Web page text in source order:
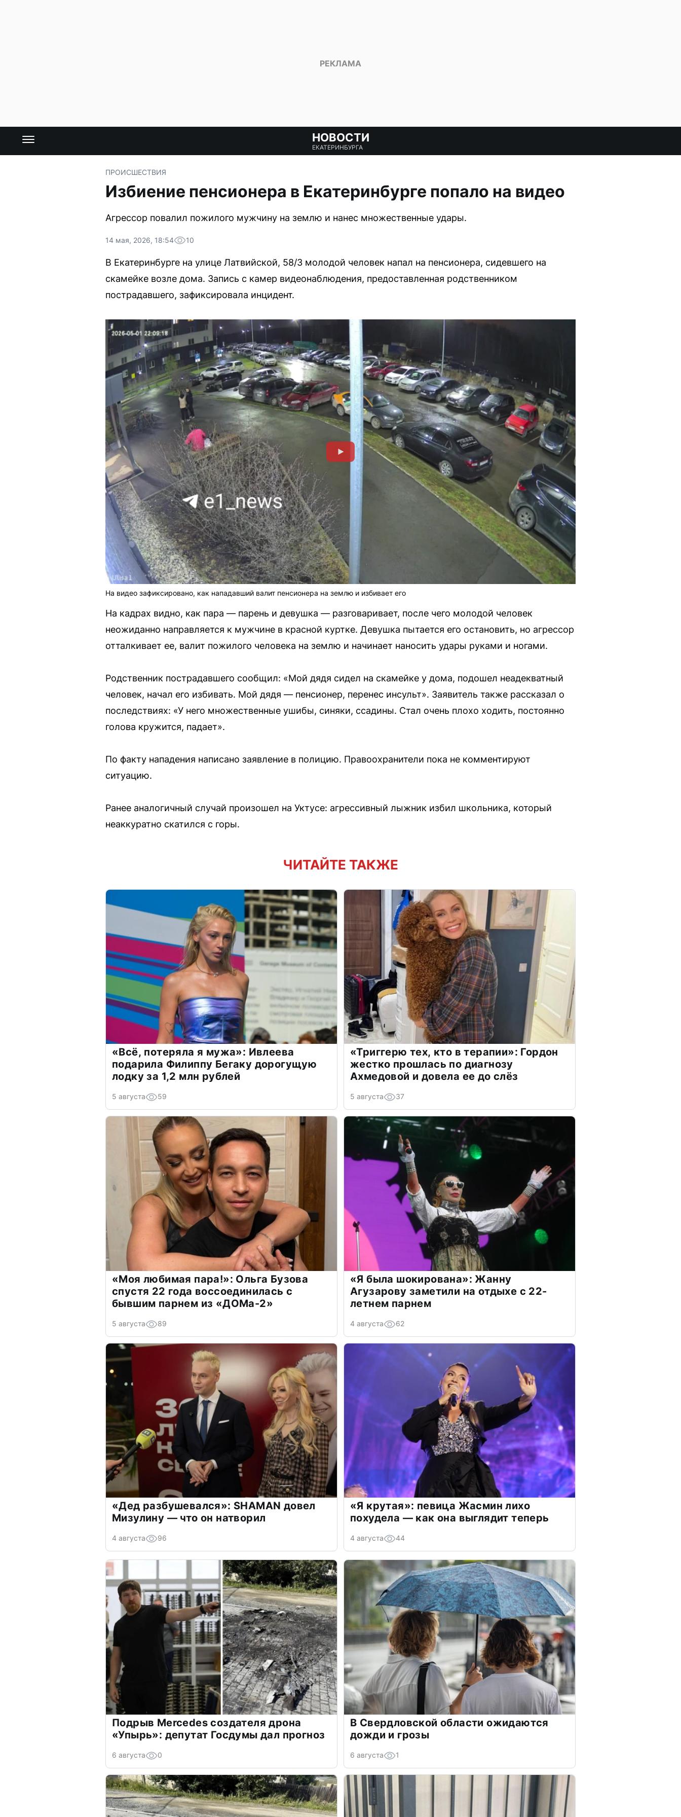
НОВОСТИ
ЕКАТЕРИНБУРГА
ПРОИСШЕСТВИЯ
Избиение пенсионера в Екатеринбурге попало на видео
Агрессор повалил пожилого мужчину на землю и нанес множественные удары.
14 мая, 2026, 18:54 10
В Екатеринбурге на улице Латвийской, 58/3 молодой человек напал на пенсионера, сидевшего на
скамейке возле дома. Запись с камер видеонаблюдения, предоставленная родственником
пострадавшего, зафиксировала инцидент.
На видео зафиксировано, как нападавший валит пенсионера на землю и избивает его
На кадрах видно, как пара — парень и девушка — разговаривает, после чего молодой человек
неожиданно направляется к мужчине в красной куртке. Девушка пытается его остановить, но агрессор
отталкивает ее, валит пожилого человека на землю и начинает наносить удары руками и ногами.
Родственник пострадавшего сообщил: «Мой дядя сидел на скамейке у дома, подошел неадекватный
человек, начал его избивать. Мой дядя — пенсионер, перенес инсульт». Заявитель также рассказал о
последствиях: «У него множественные ушибы, синяки, ссадины. Стал очень плохо ходить, постоянно
голова кружится, падает».
По факту нападения написано заявление в полицию. Правоохранители пока не комментируют
ситуацию.
Ранее аналогичный случай произошел на Уктусе: агрессивный лыжник избил школьника, который
неаккуратно скатился с горы.
ЧИТАЙТЕ ТАКЖЕ
«Всё, потеряла я мужа»: Ивлеева
подарила Филиппу Бегаку дорогущую
лодку за 1,2 млн рублей
5 августа 59
«Триггерю тех, кто в терапии»: Гордон
жестко прошлась по диагнозу
Ахмедовой и довела ее до слёз
5 августа 37
«Моя любимая пара!»: Ольга Бузова
спустя 22 года воссоединилась с
бывшим парнем из «ДОМа-2»
5 августа 89
«Я была шокирована»: Жанну
Агузарову заметили на отдыхе с 22-
летнем парнем
4 августа 62
«Дед разбушевался»: SHAMAN довел
Мизулину — что он натворил
4 августа 96
«Я крутая»: певица Жасмин лихо
похудела — как она выглядит теперь
4 августа 44
Подрыв Mercedes создателя дрона
«Упырь»: депутат Госдумы дал прогноз
6 августа 0
В Свердловской области ожидаются
дожди и грозы
6 августа 1